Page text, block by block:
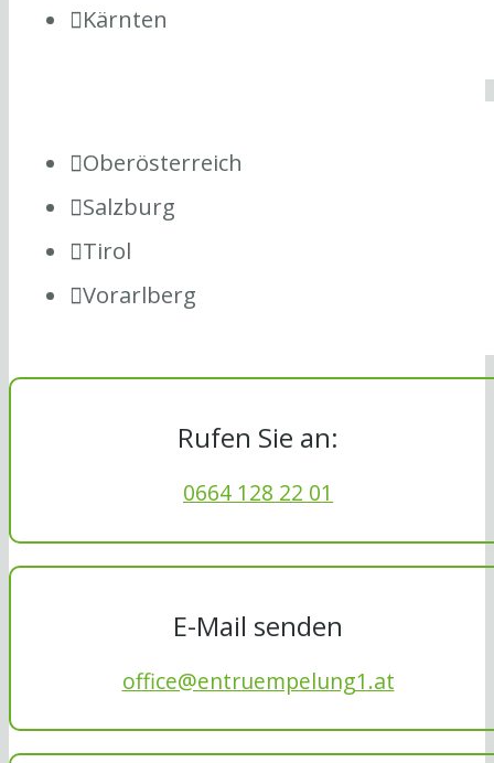
Kärnten
Oberösterreich
Salzburg
Tirol
Vorarlberg
Rufen Sie an:
0664 128 22 01
E-Mail senden
office@entruempelung1.at